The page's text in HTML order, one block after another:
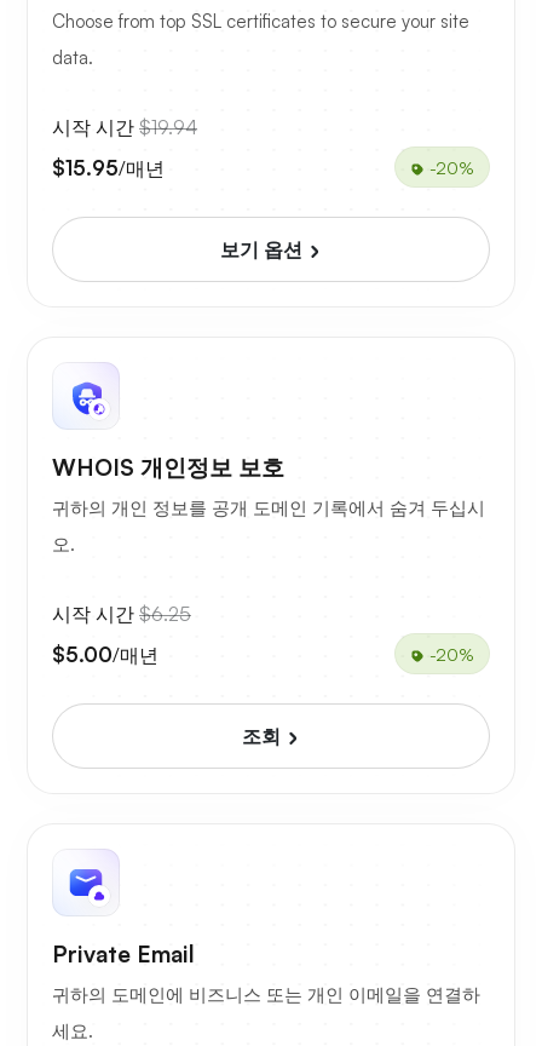
Choose from top SSL certificates to secure your site
data.
시작 시간 $19.94
$15.95/매년 -20%
보기 옵션
WHOIS 개인정보 보호
귀하의 개인 정보를 공개 도메인 기록에서 숨겨 두십시
오.
시작 시간 $6.25
$5.00/매년 -20%
조회
Private Email
귀하의 도메인에 비즈니스 또는 개인 이메일을 연결하
세요.